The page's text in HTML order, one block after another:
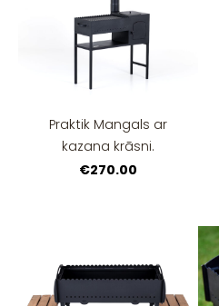
Praktik Mangals ar
kazana krāsni.
€270.00